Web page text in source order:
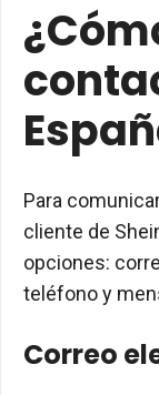
Para
cliente de
opciones:
teléfono y
Correo